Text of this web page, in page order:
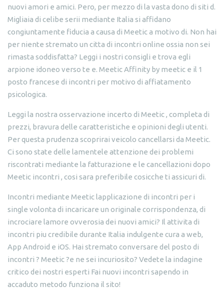
nuovi amori e amici. Pero, per mezzo di la vasta dono di siti d.
Migliaia di celibe serii mediante Italia si affidano
congiuntamente fiducia a causa di Meetic a motivo di. Non hai
per niente stremato un citta di incontri online ossia non sei
rimasta soddisfatta? Leggi i nostri consigli e trova egli
arpione idoneo verso te e. Meetic Affinity by meetic e il 1
posto francese di incontri per motivo di affiatamento
psicologica.
Leggi la nostra osservazione incerto di Meetic , completa di
prezzi, bravura delle caratteristiche e opinioni degli utenti.
Per questa prudenza scoprirai veicolo cancellarsi da Meetic.
Ci sono state delle lamentele attenzione dei problemi
riscontrati mediante la fatturazione e le cancellazioni dopo
Meetic incontri , cosi sara preferibile cosicche ti assicuri di.
Incontri mediante Meetic lapplicazione di incontri per i
single volonta di incaricare un originale corrispondenza, di
incrociare lamore ovverosia dei nuovi amici? Il attivita di
incontri piu credibile durante Italia indulgente cura a web,
App Android e iOS. Hai stremato conversare del posto di
incontri ? Meetic ?e ne sei incuriosito? Vedete la indagine
critico dei nostri esperti Fai nuovi incontri sapendo in
accaduto metodo funziona il sito!